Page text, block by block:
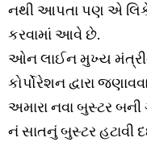
નથી આપતા પણ એ
કરવામાં આવે છે.
ઓન લાઈન મુખ્ય મંત્રીને
કોર્પોરેશન દ્વારા
અમારા નવા બુસ્ટર બની
નં સાતનું બુસ્ટર હટાવી